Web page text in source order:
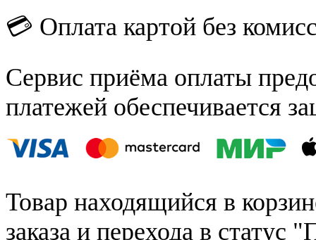
💳 Оплата картой без
Сервис приёма оплаты
платежей обеспечивается
Товар находящийся в
заказа и перехода в статус